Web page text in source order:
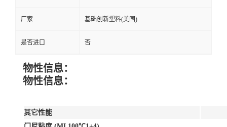
厂家 基础创新塑料(美国)
是否进口 否
物性信息：
物性信息：
其它性能